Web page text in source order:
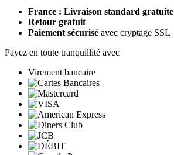
France : Livraison standard gratuite
Retour gratuit
Paiement sécurisé avec cryptage SSL
Payez en toute tranquillité avec
Virement bancaire